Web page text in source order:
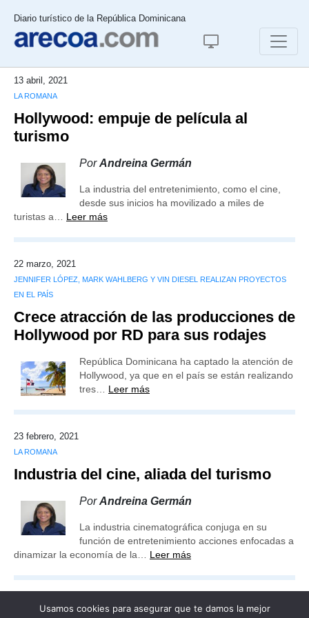
Diario turístico de la República Dominicana
13 abril, 2021
LA ROMANA
Hollywood: empuje de película al
turismo
PorAndreina Germán
La industria del entretenimiento, como el cine,
desde sus inicios ha movilizado a miles de
turistas a… Leer más
22 marzo, 2021
JENNIFER LÓPEZ, MARK WAHLBERG Y VIN DIESEL REALIZAN PROYECTOS
EN EL PAÍS
Crece atracción de las producciones de
Hollywood por RD para sus rodajes
República Dominicana ha captado la atención de
Hollywood, ya que en el país se están realizando
tres… Leer más
23 febrero, 2021
LA ROMANA
Industria del cine, aliada del turismo
PorAndreina Germán
La industria cinematográfica conjuga en su
función de entretenimiento acciones enfocadas a
dinamizar la economía de la… Leer más
Usamos cookies para asegurar que te damos la mejor